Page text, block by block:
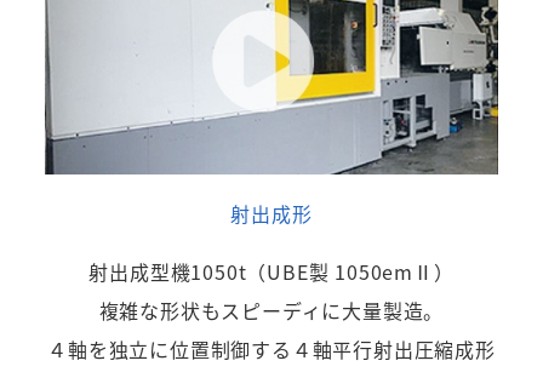
射出成形
射出成型機1050t（UBE製 1050emⅡ）
複雑な形状もスピーディに大量製造。
４軸を独立に位置制御する４軸平行射出圧縮成形